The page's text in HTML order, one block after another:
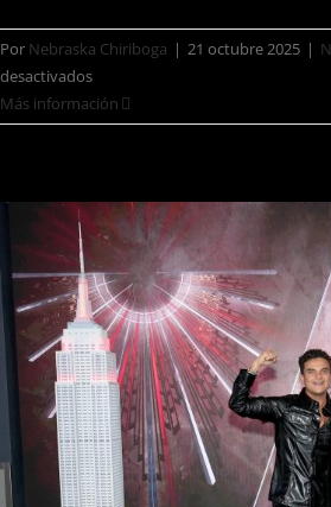
Por Nebraska Chiriboga | 21 octubre 2025 |
desactivados
Más información